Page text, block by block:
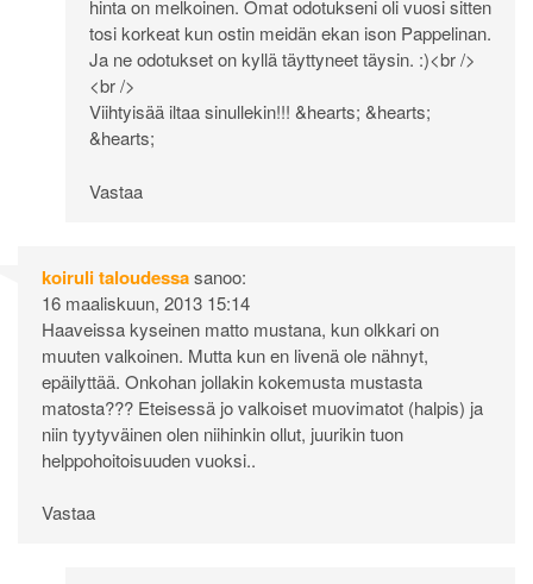
hinta on melkoinen. Omat odotukseni oli vuosi sitten
tosi korkeat kun ostin meidän ekan ison Pappelinan.
Ja ne odotukset on kyllä täyttyneet täysin. :)<br />
<br />
Viihtyisää iltaa sinullekin!!! &hearts; &hearts;
&hearts;
Vastaa
koiruli taloudessasanoo:
16 maaliskuun, 2013 15:14
Haaveissa kyseinen matto mustana, kun olkkari on
muuten valkoinen. Mutta kun en livenä ole nähnyt,
epäilyttää. Onkohan jollakin kokemusta mustasta
matosta??? Eteisessä jo valkoiset muovimatot (halpis) ja
niin tyytyväinen olen niihinkin ollut, juurikin tuon
helppohoitoisuuden vuoksi..
Vastaa